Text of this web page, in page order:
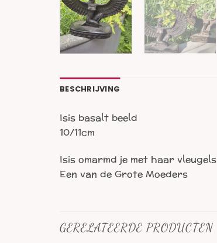
BESCHRIJVING
Isis basalt beeld
10/11cm
Isis omarmd je met haar vleugels
Een van de Grote Moeders
GERELATEERDE PRODUCTEN